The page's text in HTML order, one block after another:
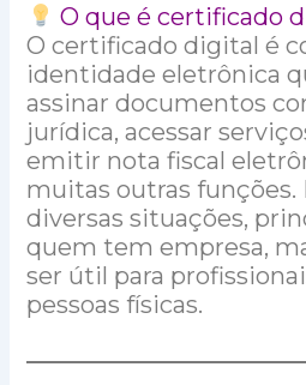
O que é certificado
O certificado digital é
identidade eletrônica
assinar documentos
jurídica, acessar
emitir nota fiscal
muitas outras funções.
diversas situações,
quem tem empresa,
ser útil para
pessoas físicas.